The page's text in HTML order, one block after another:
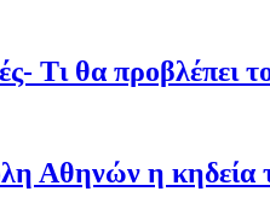
Τι θα προβλέπει
Αθηνών η κηδεία